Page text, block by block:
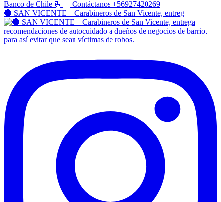
🔴 SAN VICENTE – Carabineros de San Vicente, entreg